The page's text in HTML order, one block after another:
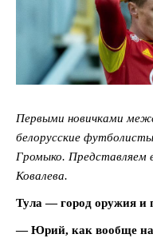
Первыми новичками
белорусские
Громыко. Представляем
Ковалева.
Тула — город оружия и
— Юрий, как вообще